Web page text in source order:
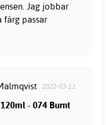
Jag jobbar
färg passar
2022-03-12
- 074 Burnt